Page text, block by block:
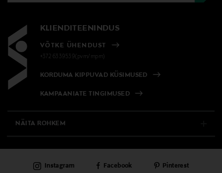
KLIENDITEENINDUS
VÕTKE ÜHENDUST
+372 6339539(pvm/mpm)
KORDUMA KIPPUVAD KÜSIMUSED
KAMPAANIATE TINGIMUSED
NÄITA ROHKEM
PÜSIKLIENDITEENINDUS
Instagram Facebook Pinterest